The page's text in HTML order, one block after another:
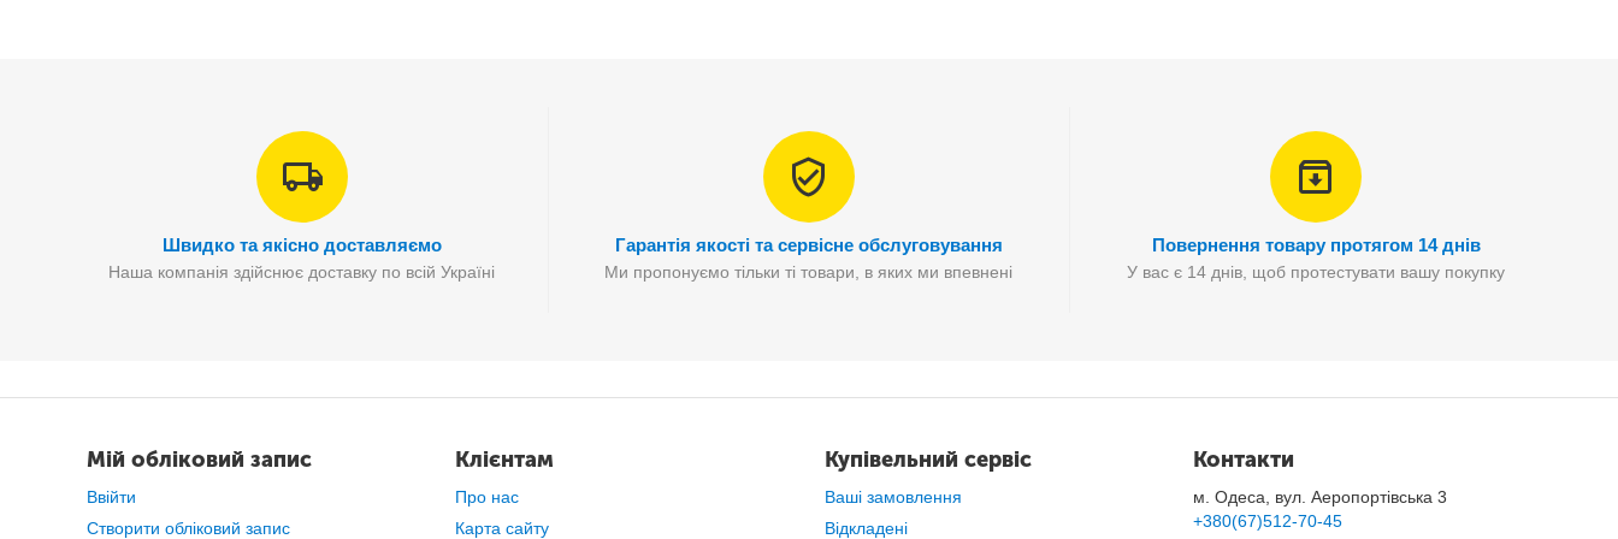
Швидко та якісно доставляємо
Наша компанія здійснює доставку по всій Україні
Гарантія якості та сервісне обслуговування
Ми пропонуємо тільки ті товари, в яких ми впевнені
Повернення товару протягом 14 днів
У вас є 14 днів, щоб протестувати вашу покупку
Мій обліковий запис
Ввійти
Створити обліковий запис
Клієнтам
Про нас
Карта сайту
Купівельний сервіс
Ваші замовлення
Відкладені
Контакти
м. Одеса, вул. Аеропортівська 3
+380(67)512-70-45